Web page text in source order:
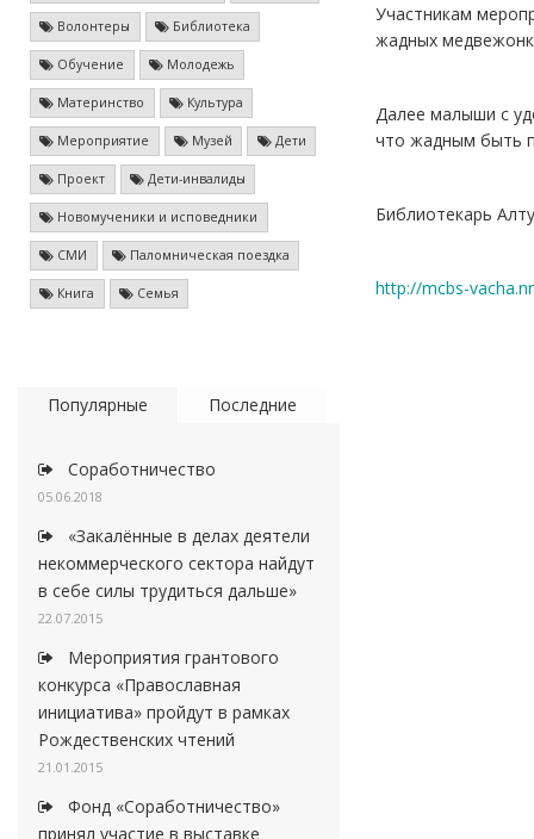
Волонтеры Библиотека
Обучение Молодежь
Материнство Культура
Мероприятие Музей Дети
Проект Дети-инвалиды
Новомученики и исповедники
СМИ Паломническая поездка
Книга Семья
Популярные Последние
Соработничество
05.06.2018
«Закалённые в делах деятели
некоммерческого сектора найдут
в себе силы трудиться дальше»
22.07.2015
Мероприятия грантового
конкурса «Православная
инициатива» пройдут в рамках
Рождественских чтений
21.01.2015
Фонд «Соработничество»
принял участие в выставке
Участникам
жадных
Далее малыши с
что жадным быть
Библиотекарь
http://mcbs-